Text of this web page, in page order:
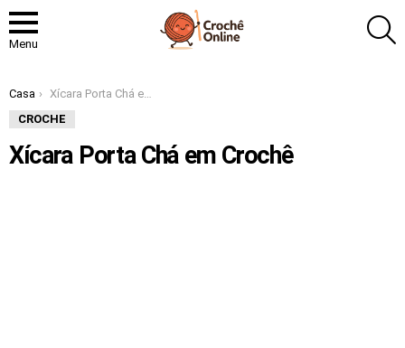
Menu
Você está aqui:
Casa
Xícara Porta Chá em Crochê
CROCHE
Xícara Porta Chá em Crochê